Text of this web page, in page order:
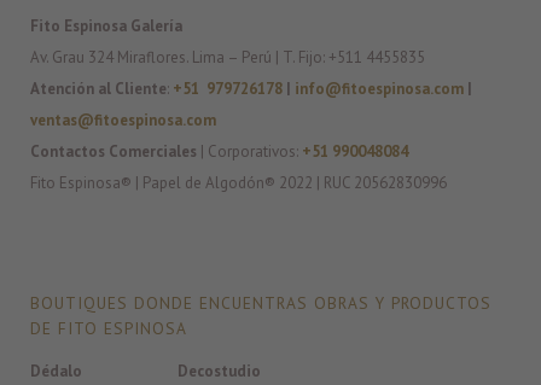
Fito Espinosa Galería
Av. Grau 324 Miraflores. Lima – Perú | T. Fijo: +511 4455835
Atención al Cliente: +51 979726178 | info@fitoespinosa.com |
ventas@fitoespinosa.com
Contactos Comerciales | Corporativos: +51 990048084
Fito Espinosa® | Papel de Algodón® 2022 | RUC 20562830996
BOUTIQUES DONDE ENCUENTRAS OBRAS Y PRODUCTOS
DE FITO ESPINOSA
Dédalo
Decostudio